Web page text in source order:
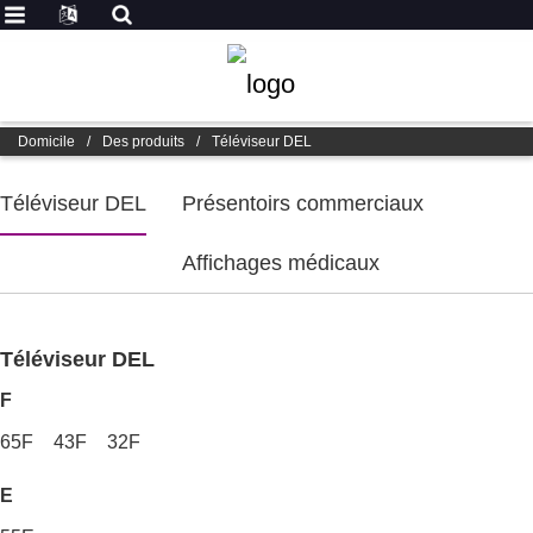
Domicile / Des produits / Téléviseur DEL
Téléviseur DEL Présentoirs commerciaux
Affichages médicaux
Téléviseur DEL
F
65F 43F 32F
E